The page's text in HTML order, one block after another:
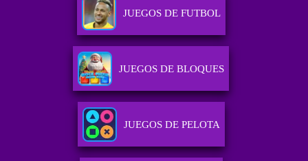
JUEGOS DE FUTBOL
JUEGOS DE BLOQUES
JUEGOS DE PELOTA